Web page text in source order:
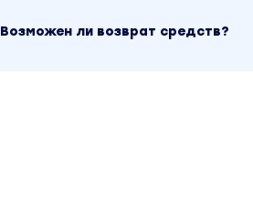
Возможен ли возврат средств?